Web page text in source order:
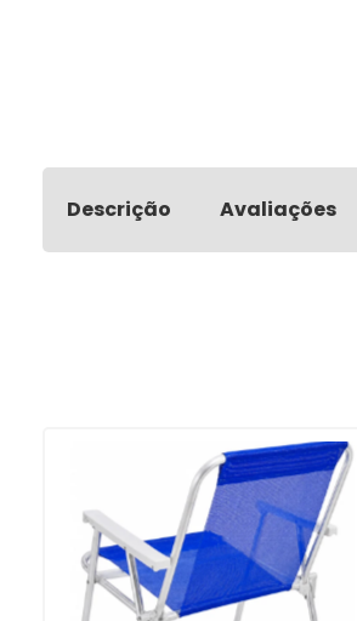
Descrição Avaliações